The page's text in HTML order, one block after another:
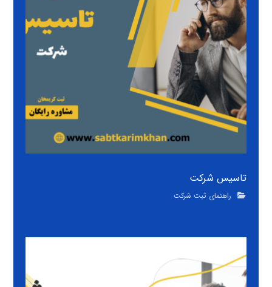
تاسیس شرکت
راهنمای ثبت شرکت